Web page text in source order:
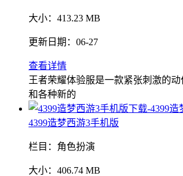
大小： 413.23 MB
更新日期： 06-27
查看详情
王者荣耀体验服是一款紧张刺激的
和各种新的
4399造梦西游3手机版
栏目： 角色扮演
大小： 406.74 MB